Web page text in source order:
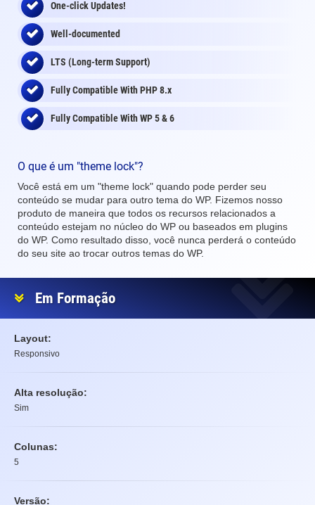
One-click Updates!
Well-documented
LTS (Long-term Support)
Fully Compatible With PHP 8.x
Fully Compatible With WP 5 & 6
O que é um "theme lock"?
Você está em um "theme lock" quando pode perder seu
conteúdo se mudar para outro tema do WP. Fizemos nosso
produto de maneira que todos os recursos relacionados a
conteúdo estejam no núcleo do WP ou baseados em plugins
do WP. Como resultado disso, você nunca perderá o conteúdo
do seu site ao trocar outros temas do WP.
Em Formação
Layout:
Responsivo
Alta resolução:
Sim
Colunas:
5
Versão: